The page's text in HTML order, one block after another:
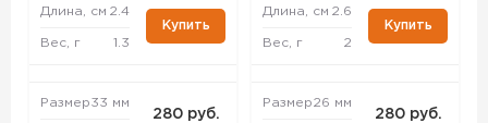
Длина, см 2.4
Вес, г 1.3
Купить
Размер33 мм
280 руб.
Длина, см 2.6
Вес, г 2
Купить
Размер26 мм
280 руб.